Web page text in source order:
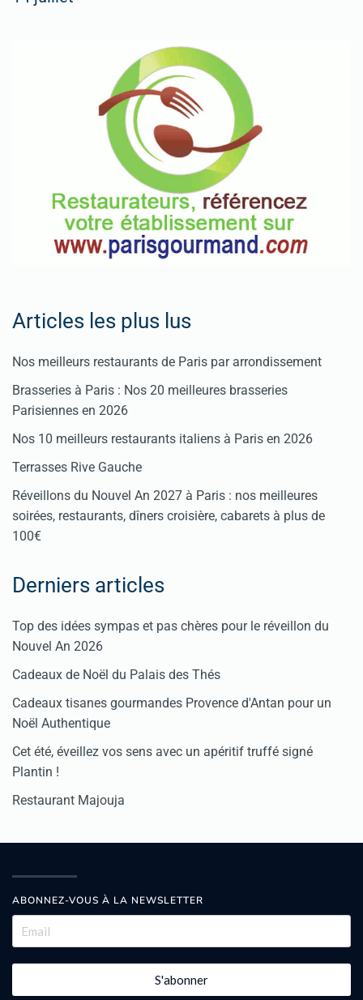
Articles les plus lus
Nos meilleurs restaurants de Paris par arrondissement
Brasseries à Paris : Nos 20 meilleures brasseries
Parisiennes en 2026
Nos 10 meilleurs restaurants italiens à Paris en 2026
Terrasses Rive Gauche
Réveillons du Nouvel An 2027 à Paris : nos meilleures
soirées, restaurants, dîners croisière, cabarets à plus de
100€
Derniers articles
Top des idées sympas et pas chères pour le réveillon du
Nouvel An 2026
Cadeaux de Noël du Palais des Thés
Cadeaux tisanes gourmandes Provence d'Antan pour un
Noël Authentique
Cet été, éveillez vos sens avec un apéritif truffé signé
Plantin !
Restaurant Majouja
ABONNEZ-VOUS À LA NEWSLETTER
S'abonner